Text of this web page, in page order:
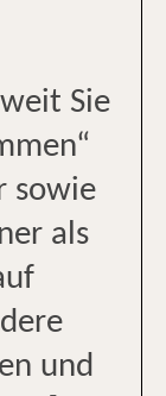
bei der
Sie
sowie
als
und